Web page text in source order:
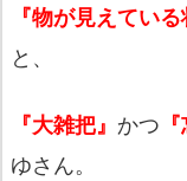
『物が見えてい
と、
『大雑把』 かつ
ゆさん。